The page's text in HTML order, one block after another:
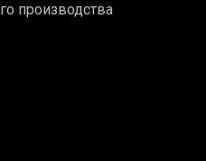
производства